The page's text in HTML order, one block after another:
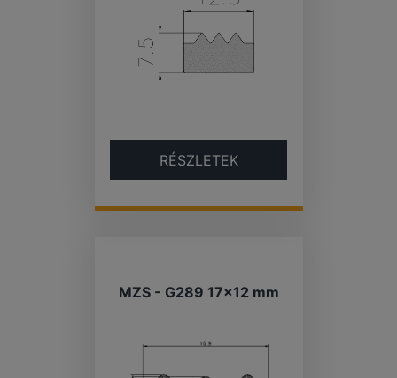
RÉSZLETEK
MZS - G289 17×12 mm